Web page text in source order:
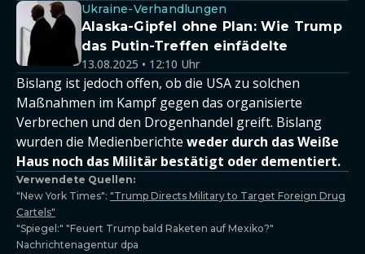
Ukraine-Verhandlungen
Alaska-Gipfel ohne Plan: Wie Trump
das Putin-Treffen einfädelte
13.08.2025 • 12:10 Uhr
Bislang ist jedoch offen, ob die USA zu solchen
Maßnahmen im Kampf gegen das organisierte
Verbrechen und den Drogenhandel greift. Bislang
wurden die Medienberichte weder durch das Weiße
Haus noch das Militär bestätigt oder dementiert.
Verwendete Quellen:
"New York Times": "Trump Directs Military to Target Foreign Drug
Cartels"
"Spiegel:" "Feuert Trump bald Raketen auf Mexiko?"
Nachrichtenagentur dpa